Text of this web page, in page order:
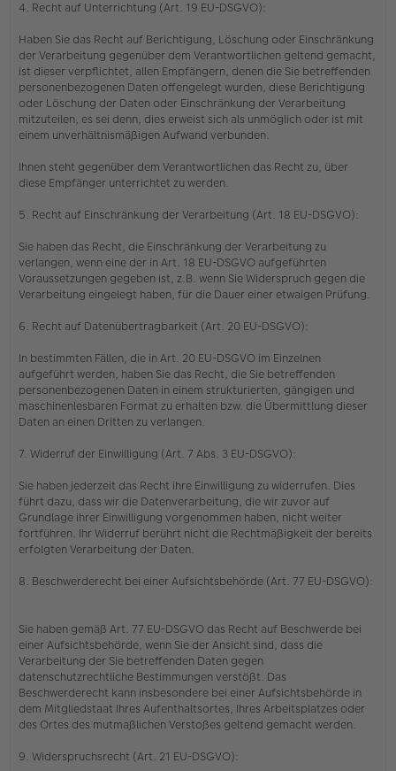
4. Recht auf Unterrichtung (Art. 19 EU-DSGVO):
Haben Sie das Recht auf Berichtigung, Löschung oder Einschränkung
der Verarbeitung gegenüber dem Verantwortlichen geltend gemacht,
ist dieser verpflichtet, allen Empfängern, denen die Sie betreffenden
personenbezogenen Daten offengelegt wurden, diese Berichtigung
oder Löschung der Daten oder Einschränkung der Verarbeitung
mitzuteilen, es sei denn, dies erweist sich als unmöglich oder ist mit
einem unverhältnismäßigen Aufwand verbunden.
Ihnen steht gegenüber dem Verantwortlichen das Recht zu, über
diese Empfänger unterrichtet zu werden.
5. Recht auf Einschränkung der Verarbeitung (Art. 18 EU-DSGVO):
Sie haben das Recht, die Einschränkung der Verarbeitung zu
verlangen, wenn eine der in Art. 18 EU-DSGVO aufgeführten
Voraussetzungen gegeben ist, z.B. wenn Sie Widerspruch gegen die
Verarbeitung eingelegt haben, für die Dauer einer etwaigen Prüfung.
6. Recht auf Datenübertragbarkeit (Art. 20 EU-DSGVO):
In bestimmten Fällen, die in Art. 20 EU-DSGVO im Einzelnen
aufgeführt werden, haben Sie das Recht, die Sie betreffenden
personenbezogenen Daten in einem strukturierten, gängigen und
maschinenlesbaren Format zu erhalten bzw. die Übermittlung dieser
Daten an einen Dritten zu verlangen.
7. Widerruf der Einwilligung (Art. 7 Abs. 3 EU-DSGVO):
Sie haben jederzeit das Recht ihre Einwilligung zu widerrufen. Dies
führt dazu, dass wir die Datenverarbeitung, die wir zuvor auf
Grundlage ihrer Einwilligung vorgenommen haben, nicht weiter
fortführen. Ihr Widerruf berührt nicht die Rechtmäßigkeit der bereits
erfolgten Verarbeitung der Daten.
8. Beschwerderecht bei einer Aufsichtsbehörde (Art. 77 EU-DSGVO):
Sie haben gemäß Art. 77 EU-DSGVO das Recht auf Beschwerde bei
einer Aufsichtsbehörde, wenn Sie der Ansicht sind, dass die
Verarbeitung der Sie betreffenden Daten gegen
datenschutzrechtliche Bestimmungen verstößt. Das
Beschwerderecht kann insbesondere bei einer Aufsichtsbehörde in
dem Mitgliedstaat Ihres Aufenthaltsortes, Ihres Arbeitsplatzes oder
des Ortes des mutmaßlichen Verstoßes geltend gemacht werden.
9. Widerspruchsrecht (Art. 21 EU-DSGVO):